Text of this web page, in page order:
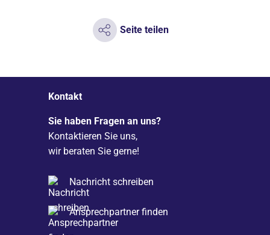
Seite teilen
Kontakt
Sie haben Fragen an uns?
Kontaktieren Sie uns,
wir beraten Sie gerne!
Nachricht schreiben
Ansprechpartner finden